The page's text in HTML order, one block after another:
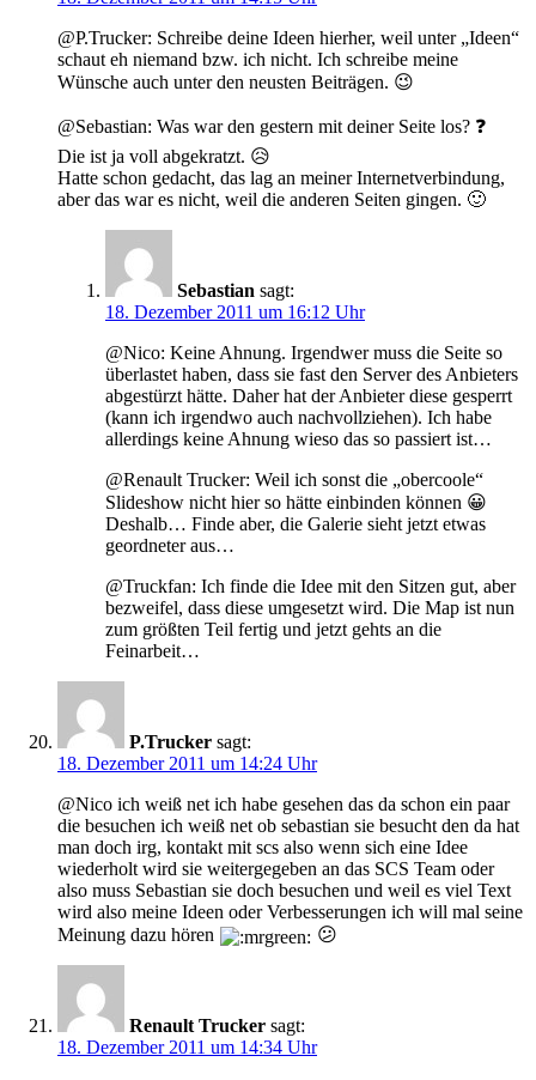
@P.Trucker: Schreibe deine Ideen hierher, weil unter „Ideen“
schaut eh niemand bzw. ich nicht. Ich schreibe meine
Wünsche auch unter den neusten Beiträgen. 😉
@Sebastian: Was war den gestern mit deiner Seite los? ❓
Die ist ja voll abgekratzt. 😥
Hatte schon gedacht, das lag an meiner Internetverbindung,
aber das war es nicht, weil die anderen Seiten gingen. 🙂
Sebastian sagt:
18. Dezember 2011 um 16:12 Uhr
@Nico: Keine Ahnung. Irgendwer muss die Seite so
überlastet haben, dass sie fast den Server des Anbieters
abgestürzt hätte. Daher hat der Anbieter diese gesperrt
(kann ich irgendwo auch nachvollziehen). Ich habe
allerdings keine Ahnung wieso das so passiert ist…
@Renault Trucker: Weil ich sonst die „obercoole“
Slideshow nicht hier so hätte einbinden können 😀
Deshalb… Finde aber, die Galerie sieht jetzt etwas
geordneter aus…
@Truckfan: Ich finde die Idee mit den Sitzen gut, aber
bezweifel, dass diese umgesetzt wird. Die Map ist nun
zum größten Teil fertig und jetzt gehts an die
Feinarbeit…
P.Trucker sagt:
18. Dezember 2011 um 14:24 Uhr
@Nico ich weiß net ich habe gesehen das da schon ein paar
die besuchen ich weiß net ob sebastian sie besucht den da hat
man doch irg, kontakt mit scs also wenn sich eine Idee
wiederholt wird sie weitergegeben an das SCS Team oder
also muss Sebastian sie doch besuchen und weil es viel Text
wird also meine Ideen oder Verbesserungen ich will mal seine
Meinung dazu hören
😕
Renault Trucker sagt:
18. Dezember 2011 um 14:34 Uhr